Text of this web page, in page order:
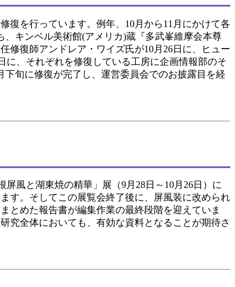
を行っています。例年、10月から11月にかけて各
キンベル美術館(アメリカ)蔵『多武峯維摩会本尊
修復師アンドレア・ワイズ氏が10月26日に、ヒュー
に、それぞれを修復している工房に企画情報部のそ
旬に修復が完了し、運営委員会でのお披露目を経
風と湖東焼の精華」展（9月28日～10月26日）に
す。そしてこの展覧会終了後に、屏風装に改められ
とめた報告書が編集作業の最終段階を迎えていま
究全体においても、有効な資料となることが期待さ